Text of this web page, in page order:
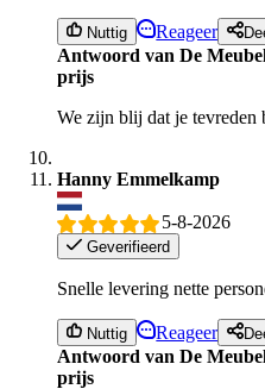
Nuttig Reageer
Antwoord van De
prijs
We zijn blij dat je tevreden
Hanny Emmelkamp
5-8-2026
Geverifieerd
Snelle levering nette
Nuttig Reageer
Antwoord van De
prijs